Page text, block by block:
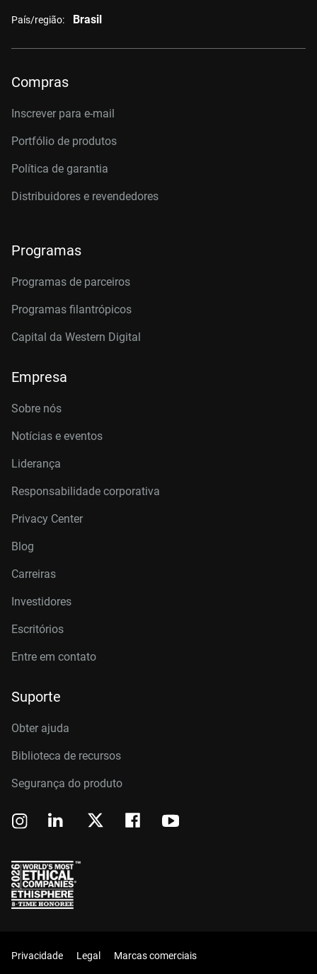
País/região: Brasil
Compras
Inscrever para e-mail
Portfólio de produtos
Política de garantia
Distribuidores e revendedores
Programas
Programas de parceiros
Programas filantrópicos
Capital da Western Digital
Empresa
Sobre nós
Notícias e eventos
Liderança
Responsabilidade corporativa
Privacy Center
Blog
Carreiras
Investidores
Escritórios
Entre em contato
Suporte
Obter ajuda
Biblioteca de recursos
Segurança do produto
Privacidade Legal Marcas comerciais